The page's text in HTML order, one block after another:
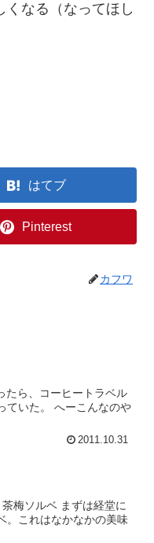
くなる（なってほし
はてブ
Pinterest
カフワ
たら、コーヒートラベル
ていた。 へーこんなのや
2011.10.31
梅ソルベ まずは経堂に
。これはなかなかの美味